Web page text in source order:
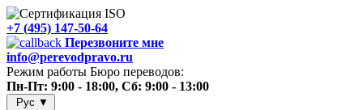
+7 (495) 147-50-64
Перезвоните мне
info@perevodpravo.ru
Режим работы Бюро переводов:
Пн-Пт: 9:00 - 18:00, Сб: 9:00 - 13:00
Рус ▼